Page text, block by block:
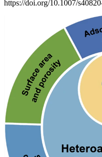
https://doi.org/10.1007/